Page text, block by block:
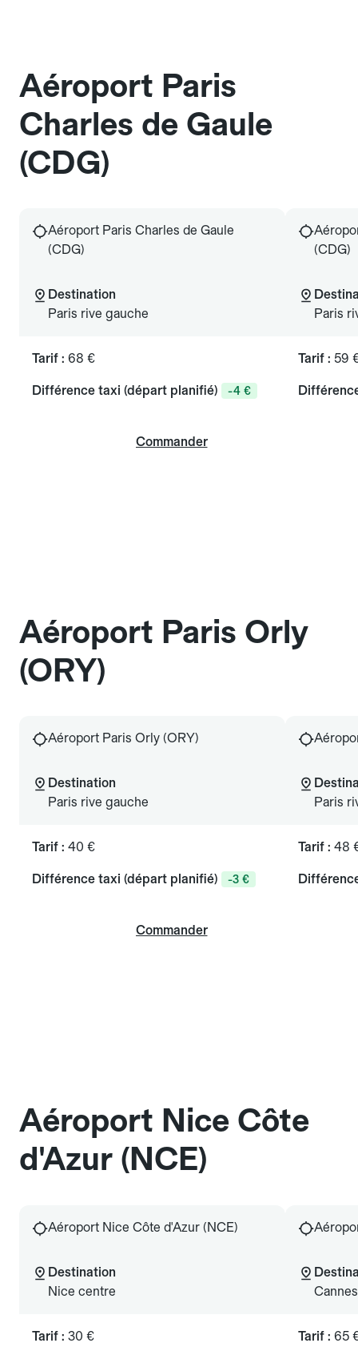
Aéroport Paris
Charles de Gaule
(CDG)
Aéroport Paris Charles de Gaule
(CDG)
Destination
Paris rive gauche
Tarif : 68 €
Différence taxi (départ planifié) -4 €
Commander
(CDG)
Paris
Tarif : 59
Aéroport Paris Orly
(ORY)
Aéroport Paris Orly (ORY)
Destination
Paris rive gauche
Tarif : 40 €
Différence taxi (départ planifié) -3 €
Commander
Paris
Tarif : 48
Aéroport Nice Côte
d'Azur (NCE)
Aéroport Nice Côte d'Azur (NCE)
Destination
Nice centre
Tarif : 30 € Tarif : 65